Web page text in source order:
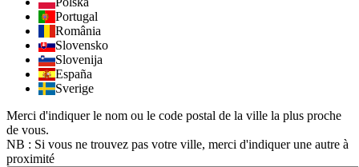
Portugal
România
Slovensko
Slovenija
España
Sverige
Merci d'indiquer le nom ou le code postal de la ville la plus proche
de vous.
NB : Si vous ne trouvez pas votre ville, merci d'indiquer une autre à
proximité